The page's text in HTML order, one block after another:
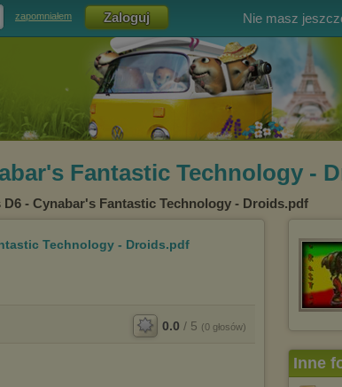
zapomniałem Nie masz
Fantastic Technology -
D6 - Cynabar's Fantastic Technology - Droids.pdf
Technology - Droids.pdf
0.0 / 5 (0 głosów)
Inne